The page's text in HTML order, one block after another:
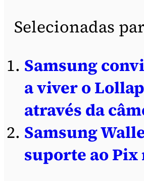
Selecionadas
Samsung
a viver o
através da
Samsung
suporte ao